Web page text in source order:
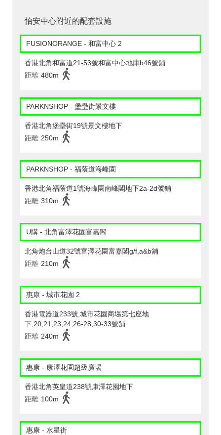
怡安中心附近的配套設施
FUSIONORANGE - 和富中心 2
香港北角和富道21-53號和富中心地庫b46號鋪
距離 480m
PARKNSHOP - 堡壘街景文樓
香港北角堡壘街19號景文樓地下
距離 250m
PARKNSHOP - 福蔭道海峰園
香港北角福蔭道1號海峰園南峰閣地下2a-2d號鋪
距離 310m
U購 - 北角富澤花園富嘉閣
北角炮台山道32號富澤花園富嘉閣g/f,a&b舖
距離 210m
惠康 - 城市花園 2
香港電器道233號,城市花園商塲第七座地
下,20,21,23,24,26-28,30-33號舖
距離 240m
惠康 - 康澤花園超級廣場
香港北角英皇道238號康澤花園地下
距離 100m
惠康 - 水星街